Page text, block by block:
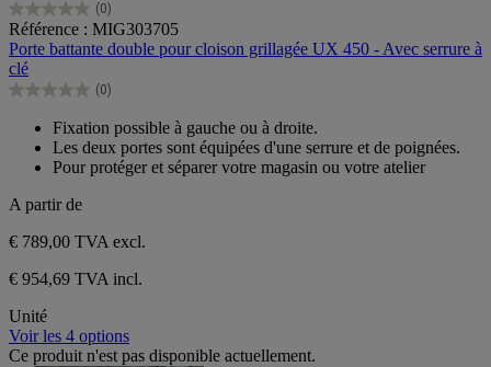
(0)
0.0
sur
5
étoiles.
Référence : MIG303705
Porte battante double pour cloison grillagée UX 450 - Avec serrure à
clé
(0)
0.0
étoiles.
Fixation possible à gauche ou à droite.
Les deux portes sont équipées d'une serrure et de poignées.
Pour protéger et séparer votre magasin ou votre atelier
A partir de
€ 789,00 TVA excl.
€ 954,69 TVA incl.
Unité
Voir les 4 options
Ce produit n'est pas disponible actuellement.